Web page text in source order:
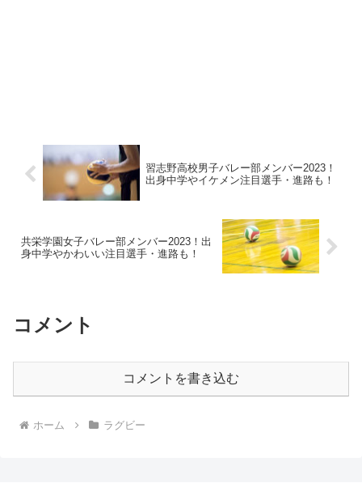
習志野高校男子バレー部メンバー2023！
出身中学やイケメン注目選手・進路も！
共栄学園女子バレー部メンバー2023！出
身中学やかわいい注目選手・進路も！
コメント
コメントを書き込む
ホーム ラグビー